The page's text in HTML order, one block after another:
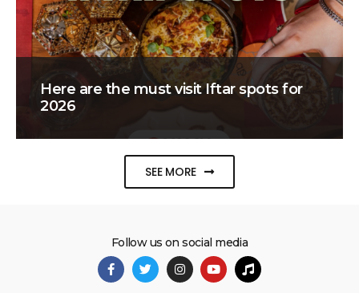
Here are the must visit Iftar spots for
2026
SEE MORE
Follow us on social media